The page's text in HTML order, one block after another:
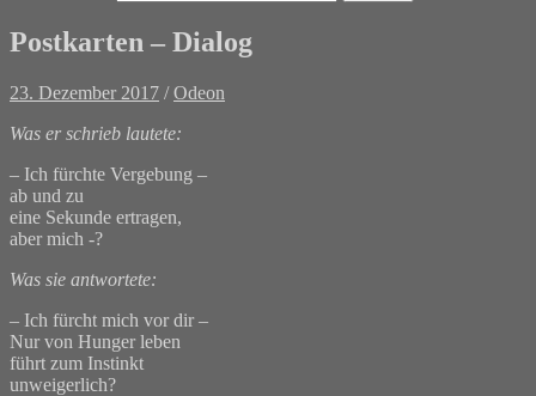
Postkarten – Dialog
23. Dezember 2017 /Odeon
Was er schrieb lautete:
– Ich fürchte Vergebung –
ab und zu
eine Sekunde ertragen,
aber mich -?
Was sie antwortete:
– Ich fürcht mich vor dir –
Nur von Hunger leben
führt zum Instinkt
unweigerlich?